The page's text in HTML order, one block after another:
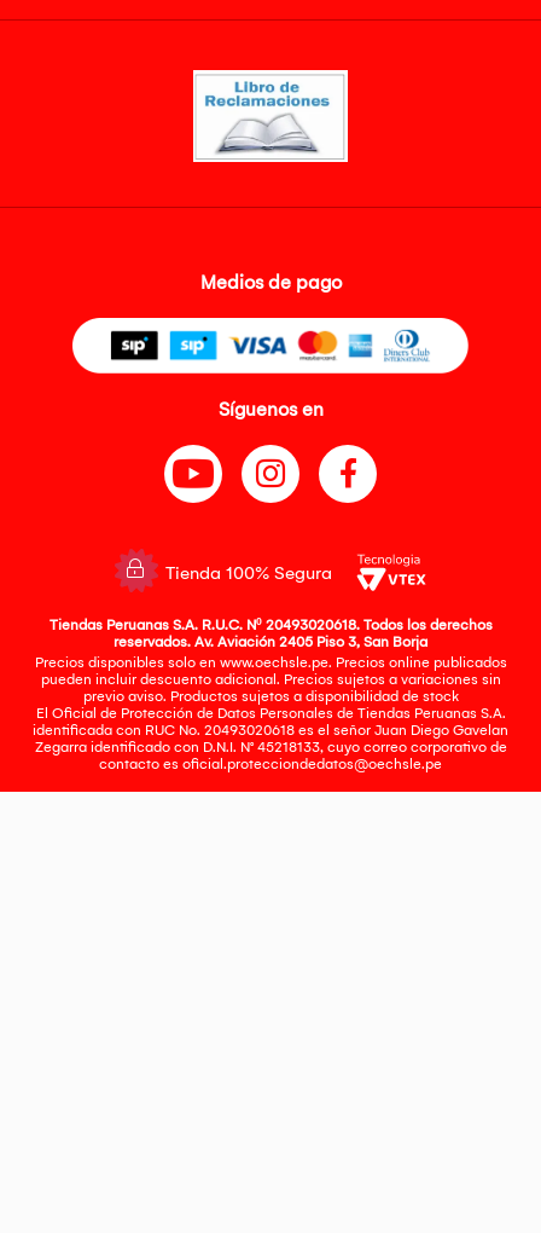
Medios de pago
Síguenos en
Tienda 100% Segura
Tiendas Peruanas S.A. R.U.C. Nº 20493020618. Todos los derechos
reservados. Av. Aviación 2405 Piso 3, San Borja
Precios disponibles solo en www.oechsle.pe. Precios online publicados
pueden incluir descuento adicional. Precios sujetos a variaciones sin
previo aviso. Productos sujetos a disponibilidad de stock
El Oficial de Protección de Datos Personales de Tiendas Peruanas S.A.
identificada con RUC No. 20493020618 es el señor Juan Diego Gavelan
Zegarra identificado con D.N.I. N° 45218133, cuyo correo corporativo de
contacto es oficial.protecciondedatos@oechsle.pe